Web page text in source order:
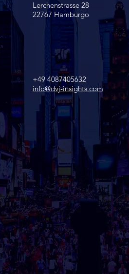
Lerchenstrasse 28
22767 Hamburg​o
+49 4087405632
info@dvj-insights.com